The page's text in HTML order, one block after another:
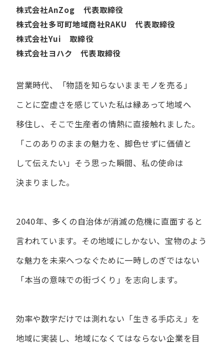
株式会社AnZog 代表取締役
株式会社多可町地域商社RAKU 代表取締役
株式会社Yui 取締役
株式会社ヨハク 代表取締役
営業時代、​「物語を​知らないまま​モノを​売る」
ことに​空虚さを​感じていた​私は縁あって​地域へ​
移住し、​そこで​生産者の​情熱に​直接触れました。
「この​ありの​ままの​魅力を、​脚色せずに​価値と​
して​伝えたい」 そう​思った​瞬間、​私の​使命は​
決まりました。
2040年、多くの自治体が消滅の危機に直面すると
言われています。 その地域にしかない、宝物のよう
な魅力を未来へつなぐために一時しのぎではない
「本当の意味での街づくり」を志向します。
効率や数字だけでは測れない「生きる手応え」を
地域に実装し、地域になくてはならない企業を目